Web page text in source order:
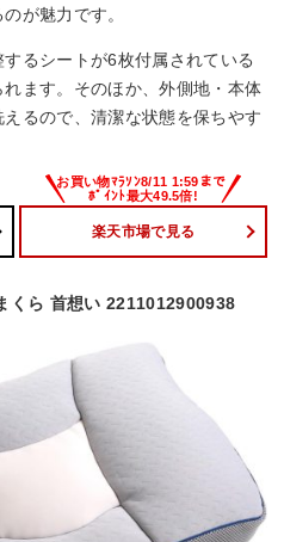
が魅力です。
るシートが6枚付属されている
ます。そのほか、外側地・本体
るので、清潔な状態を保ちやす
楽天市場で見る
くら 首想い 2211012900938